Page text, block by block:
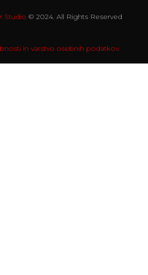
Studio © 2024. All Rights Reserved
in varstvo osebnih podatkov.